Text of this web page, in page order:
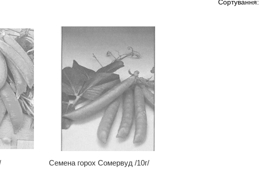
Сортування:
Семена горох Сомервуд /10г/